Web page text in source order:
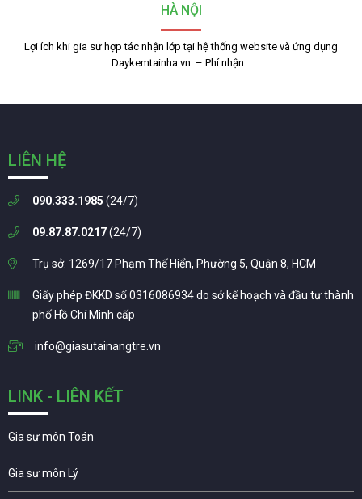
HÀ NỘI
Lợi ích khi gia sư hợp tác nhận lớp tại hệ thống website và ứng dụng
Daykemtainha.vn: – Phí nhận…
LIÊN HỆ
090.333.1985 (24/7)
09.87.87.0217(24/7)
Trụ sở: 1269/17 Phạm Thế Hiển, Phường 5, Quận 8, HCM
Giấy phép ĐKKD số 0316086934 do sở kế hoạch và đầu tư thành
phố Hồ Chí Minh cấp
info@giasutainangtre.vn
LINK - LIÊN KẾT
Gia sư môn Toán
Gia sư môn Lý